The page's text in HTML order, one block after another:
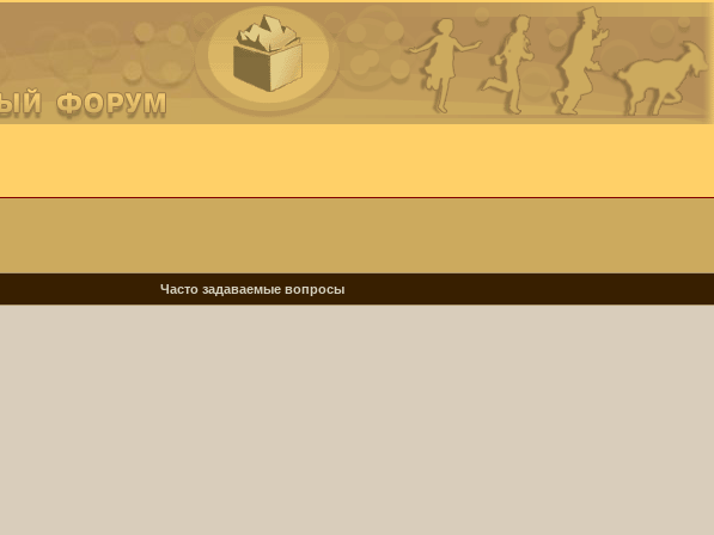
Часто задаваемые вопросы